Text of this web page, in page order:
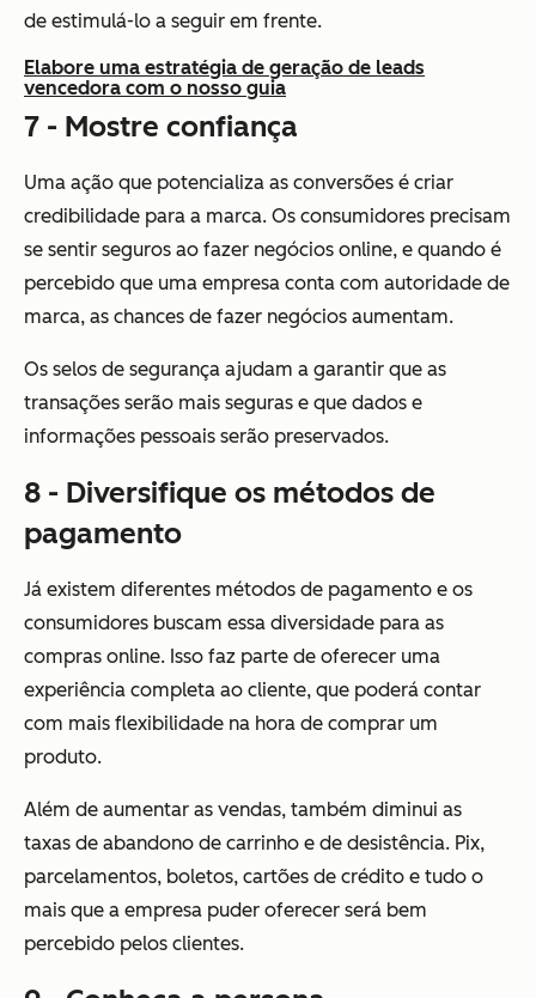
de estimulá-lo a seguir em frente.
Elabore uma estratégia de geração de leads
vencedora com o nosso guia
7 - Mostre confiança
Uma ação que potencializa as conversões é criar
credibilidade para a marca. Os consumidores precisam
se sentir seguros ao fazer negócios online, e quando é
percebido que uma empresa conta com autoridade de
marca, as chances de fazer negócios aumentam.
Os selos de segurança ajudam a garantir que as
transações serão mais seguras e que dados e
informações pessoais serão preservados.
8 - Diversifique os métodos de
pagamento
Já existem diferentes métodos de pagamento e os
consumidores buscam essa diversidade para as
compras online. Isso faz parte de oferecer uma
experiência completa ao cliente, que poderá contar
com mais flexibilidade na hora de comprar um
produto.
Além de aumentar as vendas, também diminui as
taxas de abandono de carrinho e de desistência. Pix,
parcelamentos, boletos, cartões de crédito e tudo o
mais que a empresa puder oferecer será bem
percebido pelos clientes.